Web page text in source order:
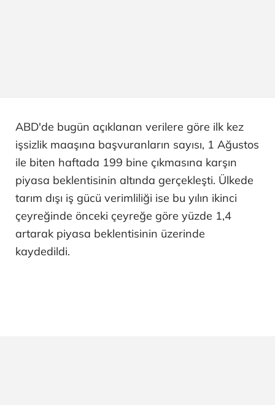
ABD'de bugün açıklanan verilere göre ilk kez
işsizlik maaşına başvuranların sayısı, 1 Ağustos
ile biten haftada 199 bine çıkmasına karşın
piyasa beklentisinin altında gerçekleşti. Ülkede
tarım dışı iş gücü verimliliği ise bu yılın ikinci
çeyreğinde önceki çeyreğe göre yüzde 1,4
artarak piyasa beklentisinin üzerinde
kaydedildi.